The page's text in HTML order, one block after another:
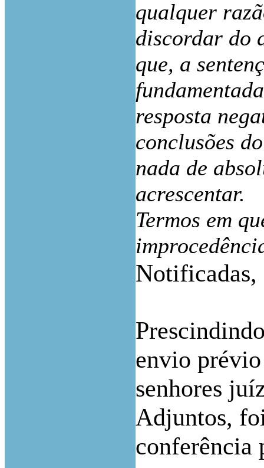
qualquer
discordar do
que, a
resposta
conclusões
nada de
acrescentar.
Termos em
Notificadas,
envio
senhores
Adjuntos,
conferência